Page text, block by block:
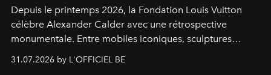
Depuis le printemps 2026, la Fondation Louis Vuitton
célèbre Alexander Calder avec une rétrospective
monumentale. Entre mobiles iconiques, sculptures
américain investit les espaces imaginés par Frank Gehry
31.07.2026 by L'OFFICIEL BE